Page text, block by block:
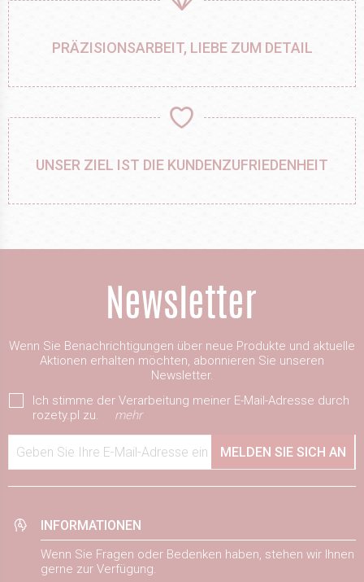
PRÄZISIONSARBEIT, LIEBE ZUM DETAIL
UNSER ZIEL IST DIE KUNDENZUFRIEDENHEIT
Wenn Sie Benachrichtigungen über neue Produkte und aktuelle
Aktionen erhalten möchten, abonnieren Sie unseren
Newsletter.
Ich stimme der Verarbeitung meiner E-Mail-Adresse durch
rozety.pl zu.
mehr
Geben Sie Ihre E-Mail-Adresse ein MELDEN SIE SICH AN
INFORMATIONEN
Wenn Sie Fragen oder Bedenken haben, stehen wir Ihnen
gerne zur Verfügung.